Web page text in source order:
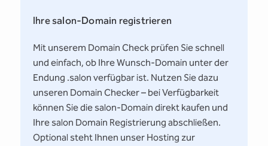
Ihre salon-Domain registrieren
Mit unserem Domain Check prüfen Sie schnell
und einfach, ob Ihre Wunsch-Domain unter der
Endung .salon verfügbar ist. Nutzen Sie dazu
unseren Domain Checker – bei Verfügbarkeit
können Sie die salon-Domain direkt kaufen und
Ihre salon Domain Registrierung abschließen.
Optional steht Ihnen unser Hosting zur